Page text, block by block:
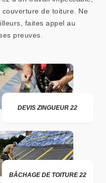
de toiture. Ne
faites appel au
preuves.
DEVIS ZINGUEUR 22
BÂCHAGE DE TOITURE 22